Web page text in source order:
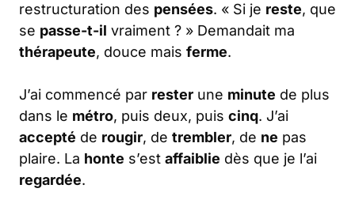
restructuration des pensées. « Si je reste, que
se passe-t-il vraiment ? » Demandait ma
thérapeute, douce mais ferme.
J’ai commencé par rester une minute de plus
dans le métro, puis deux, puis cinq. J’ai
accepté de rougir, de trembler, de ne pas
plaire. La honte s’est affaiblie dès que je l’ai
regardée.